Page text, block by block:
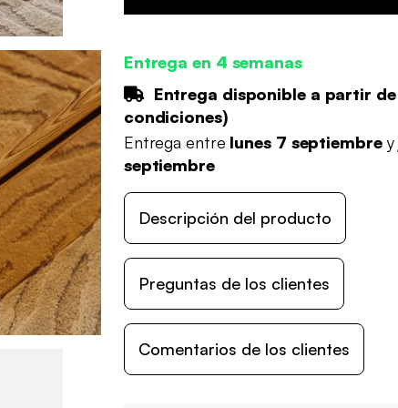
Entrega en 4 semanas
Entrega disponible a partir de
condiciones)
Entrega entre lunes 7 septiembre y
septiembre
Descripción del producto
Preguntas de los clientes
Comentarios de los clientes